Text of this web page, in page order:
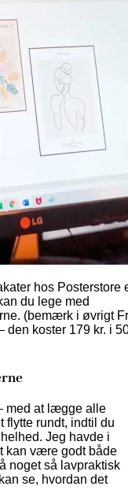
hos Posterstore
du lege med
(bemærk i øvrigt
den koster 179 kr. i
med at lægge alle
flytte rundt, indtil du
Jeg havde i
kan være godt både
noget så lavpraktisk
se, hvordan det